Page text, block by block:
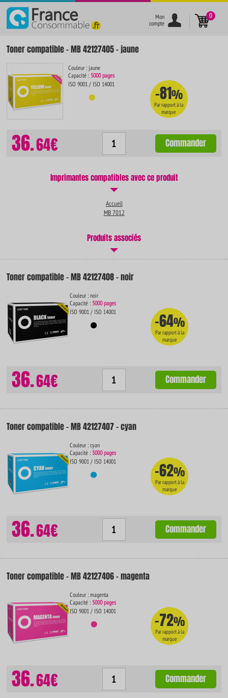
}
Mon
compte
0
Toner compatible - MB 42127405 - jaune
Couleur : jaune
Capacité :5000 pages
ISO 9001 / ISO 14001
-81%
Par rapport à la
marque
36.64€ Commander
Imprimantes compatibles avec ce produit
Accueil
MB 7012
Produits associés
Toner compatible - MB 42127408 - noir
Couleur : noir
Capacité :5000 pages
ISO 9001 / ISO 14001
-64%
Par rapport à la
marque
36.64€ Commander
Toner compatible - MB 42127407 - cyan
Couleur : cyan
Capacité :5000 pages
ISO 9001 / ISO 14001
-62%
Par rapport à la
marque
36.64€ Commander
Toner compatible - MB 42127406 - magenta
Couleur : magenta
Capacité :5000 pages
ISO 9001 / ISO 14001
-72%
Par rapport à la
marque
36.64€ Commander